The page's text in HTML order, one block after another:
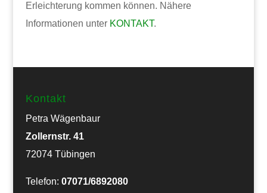
Erleichterung kommen können. Nähere
Informationen unter KONTAKT.
Kontakt
Petra Wägenbaur
Zollernstr. 41
72074 Tübingen
Telefon: 07071/6892080